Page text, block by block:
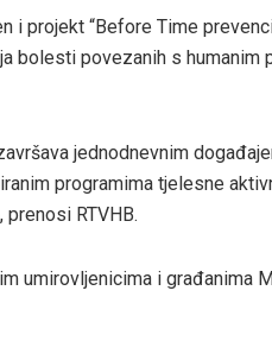
i projekt “Before Time
bolesti povezanih s humanim
jednodnevnim
programima tjelesne
RTVHB.
umirovljenicima i građanima